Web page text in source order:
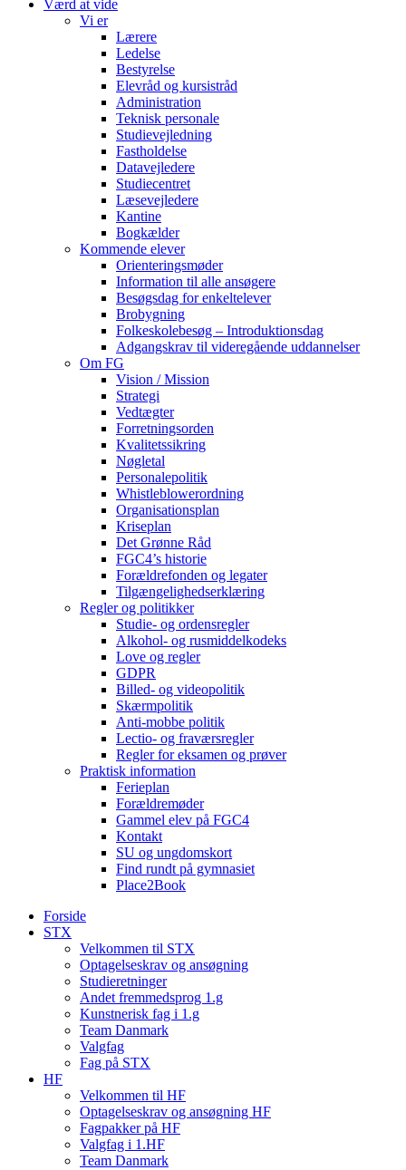
Værd at vide
Vi er
Lærere
Ledelse
Bestyrelse
Elevråd og kursistråd
Administration
Teknisk personale
Studievejledning
Fastholdelse
Datavejledere
Studiecentret
Læsevejledere
Kantine
Bogkælder
Kommende elever
Orienteringsmøder
Information til alle ansøgere
Besøgsdag for enkeltelever
Brobygning
Folkeskolebesøg – Introduktionsdag
Adgangskrav til videregående uddannelser
Om FG
Vision / Mission
Strategi
Vedtægter
Forretningsorden
Kvalitetssikring
Nøgletal
Personalepolitik
Whistleblowerordning
Organisationsplan
Kriseplan
Det Grønne Råd
FGC4’s historie
Forældrefonden og legater
Tilgængelighedserklæring
Regler og politikker
Studie- og ordensregler
Alkohol- og rusmiddelkodeks
Love og regler
GDPR
Billed- og videopolitik
Skærmpolitik
Anti-mobbe politik
Lectio- og fraværsregler
Regler for eksamen og prøver
Praktisk information
Ferieplan
Forældremøder
Gammel elev på FGC4
Kontakt
SU og ungdomskort
Find rundt på gymnasiet
Place2Book
Forside
STX
Velkommen til STX
Optagelseskrav og ansøgning
Studieretninger
Andet fremmedsprog 1.g
Kunstnerisk fag i 1.g
Team Danmark
Valgfag
Fag på STX
HF
Velkommen til HF
Optagelseskrav og ansøgning HF
Fagpakker på HF
Valgfag i 1.HF
Team Danmark